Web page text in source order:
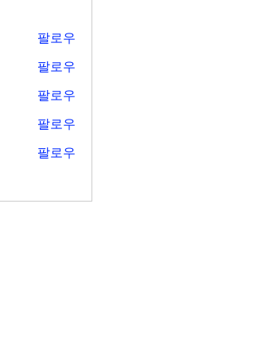
팔로우
팔로우
팔로우
팔로우
팔로우